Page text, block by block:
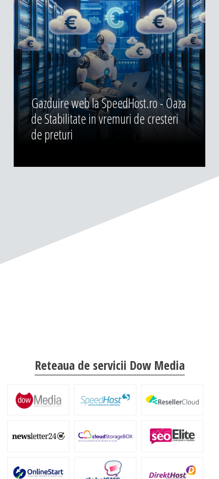
Gazduire web la SpeedHost.ro - Oaza
de Stabilitate in vremuri de cresteri
de preturi
Reteaua de servicii Dow Media